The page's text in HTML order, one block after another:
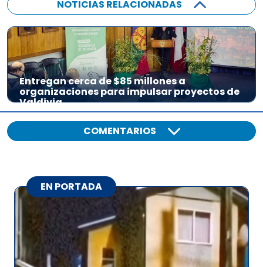
NOTICIAS RELACIONADAS
Entregan cerca de $85 millones a
organizaciones para impulsar proyectos de
Valdivia
COMENTARIOS
EN PORTADA